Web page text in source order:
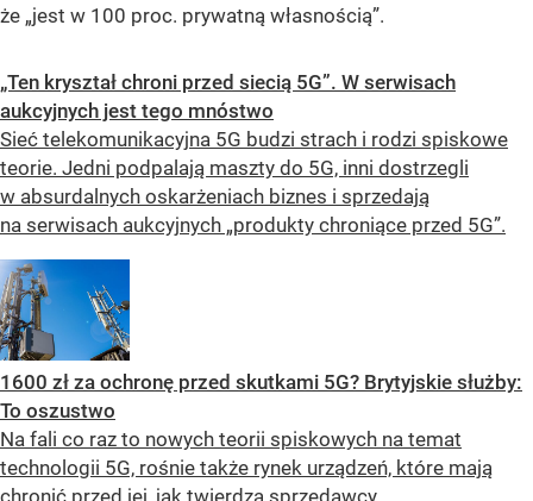
że „jest w 100 proc. prywatną własnością”.
„Ten kryształ chroni przed siecią 5G”. W serwisach
aukcyjnych jest tego mnóstwo
Sieć telekomunikacyjna 5G budzi strach i rodzi spiskowe
teorie. Jedni podpalają maszty do 5G, inni dostrzegli
w absurdalnych oskarżeniach biznes i sprzedają
na serwisach aukcyjnych „produkty chroniące przed 5G”.
1600 zł za ochronę przed skutkami 5G? Brytyjskie służby:
To oszustwo
Na fali co raz to nowych teorii spiskowych na temat
technologii 5G, rośnie także rynek urządzeń, które mają
chronić przed jej, jak twierdzą sprzedawcy